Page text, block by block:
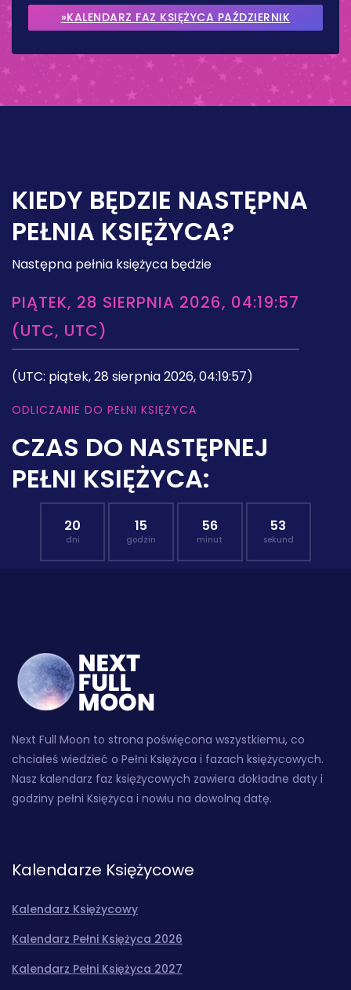
»KALENDARZ FAZ KSIĘŻYCA PAŹDZIERNIK
KIEDY BĘDZIE NASTĘPNA
PEŁNIA KSIĘŻYCA?
Następna pełnia księżyca będzie
PIĄTEK, 28 SIERPNIA 2026, 04:19:57
(UTC, UTC)
(UTC: piątek, 28 sierpnia 2026, 04:19:57)
ODLICZANIE DO PEŁNI KSIĘŻYCA
CZAS DO NASTĘPNEJ
PEŁNI KSIĘŻYCA:
20
dni
15
godzin
56
minut
52
sekund
Next Full Moon to strona poświęcona wszystkiemu, co
chciałeś wiedzieć o Pełni Księżyca i fazach księżycowych.
Nasz kalendarz faz księżycowych zawiera dokładne daty i
godziny pełni Księżyca i nowiu na dowolną datę.
Kalendarze Księżycowe
Kalendarz Księżycowy
Kalendarz Pełni Księżyca 2026
Kalendarz Pełni Księżyca 2027